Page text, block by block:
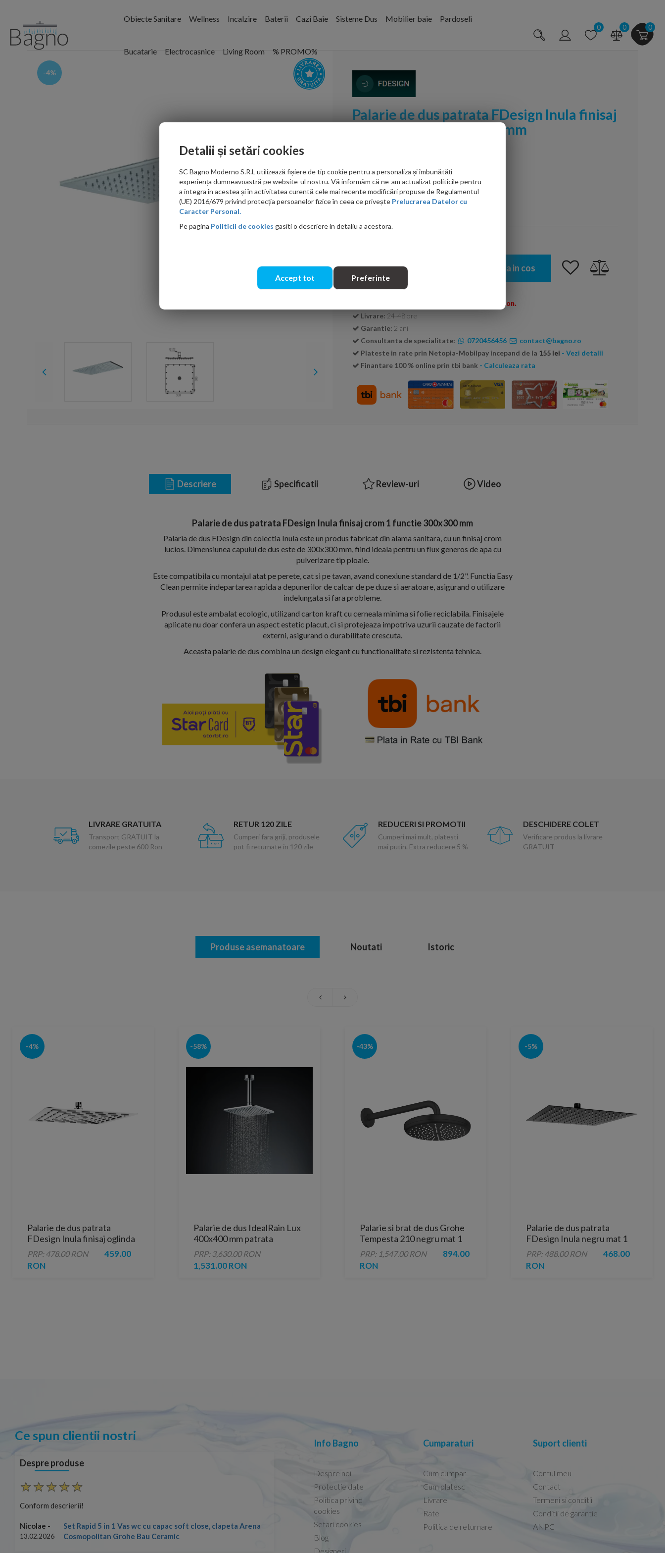
Obiecte Sanitare Wellness Incalzire Baterii Cazi Baie Sisteme Dus Mobilier baie Pardoseli
Bucatarie Electrocasnice Living Room % PROMO%
0 0 0
-4%
Palarie de dus patrata FDesign Inula finisaj
crom 1 functie 300x300 mm
PRP: 965.00 RON
927.00 RON
Ati gasit in alta parte mai ieftin?
Cantitate: Adauga in cos
Transport GRATUIT la comenzi peste 600 Ron.
Livrare: 24-48 ore
Garantie: 2 ani
Consultanta de specialitate:
0720456456
contact@bagno.ro
Plateste in rate prin Netopia-Mobilpay incepand de la 155 lei - Vezi detalii
Finantare 100 % online prin tbi bank - Calculeaza rata
Descriere Specificatii Review-uri Video
Palarie de dus patrata FDesign Inula finisaj crom 1 functie 300x300 mm
Palaria de dus FDesign din colectia Inula este un produs fabricat din alama sanitara, cu un finisaj crom
lucios. Dimensiunea capului de dus este de 300x300 mm, fiind ideala pentru un flux generos de apa cu
pulverizare tip ploaie.
Este compatibila cu montajul atat pe perete, cat si pe tavan, avand conexiune standard de 1/2". Functia Easy
Clean permite indepartarea rapida a depunerilor de calcar de pe duze si aeratoare, asigurand o utilizare
indelungata si fara probleme.
Produsul este ambalat ecologic, utilizand carton kraft cu cerneala minima si folie reciclabila. Finisajele
aplicate nu doar confera un aspect estetic placut, ci si protejeaza impotriva uzurii cauzate de factorii
externi, asigurand o durabilitate crescuta.
Aceasta palarie de dus combina un design elegant cu functionalitate si rezistenta tehnica.
LIVRARE GRATUITA
Transport GRATUIT la
comezile peste 600 Ron
RETUR 120 ZILE
Cumperi fara griji, produsele
pot fi returnate in 120 zile
REDUCERI SI PROMOTII
Cumperi mai mult, platesti
mai putin. Extra reducere 5 %
DESCHIDERE COLET
Verificare produs la livrare
GRATUIT
Produse asemanatoare Noutati Istoric
-4%
Palarie de dus patrata
FDesign Inula finisaj oglinda
1 functie 300x300 mm
PRP: 478.00 RON
459.00
RON
-58%
Palarie de dus IdealRain Lux
400x400 mm patrata
PRP: 3,630.00 RON
1,531.00 RON
-43%
Palarie si brat de dus Grohe
Tempesta 210 negru mat 1
functie
PRP: 1,547.00 RON
894.00
RON
-5%
Palarie de dus patrata
FDesign Inula negru mat 1
functie 300x300 mm
PRP: 488.00 RON
468.00
RON
Ce spun clientii nostri
Despre produse
Conform descrierii!
Nicolae -
13.02.2026
Set Rapid 5 in 1 Vas wc cu capac soft close, clapeta Arena
Cosmopolitan Grohe Bau Ceramic
Conform descrierii!
13.02.2026
Capacele Grohe sunt de bună calitate și se
Marius -08.02.2026
Info Bagno
Despre noi
Protectie date
Politica privind
cookies
Setari cookies
Blog
Designeri
Cumparaturi
Cum cumpar
Cum platesc
Livrare
Rate
Politica de returnare
Suport clienti
Contul meu
Contact
Termeni si conditii
Conditii de garantie
ANPC
Detalii și setări cookies
SC Bagno Moderno S.R.L utilizează fișiere de tip cookie pentru a personaliza și îmbunătăți
experiența dumneavoastră pe website-ul nostru. Vă informăm că ne-am actualizat politicile pentru
a integra în acestea și în activitatea curentă cele mai recente modificări propuse de Regulamentul
(UE) 2016/679 privind protecția persoanelor fizice în ceea ce privește Prelucrarea Datelor cu
Caracter Personal.
Pe pagina Politicii de cookies gasiti o descriere in detaliu a acestora.
Accept tot Preferinte